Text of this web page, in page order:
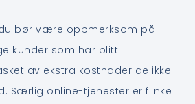
bør være oppmerksom på
kunder som har blitt
av ekstra kostnader de ikke
Særlig online-tjenester er flinke